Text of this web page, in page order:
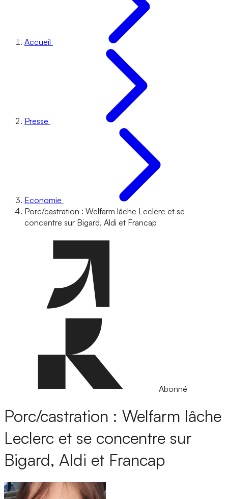
Accueil
Presse
Economie
Porc/castration : Welfarm lâche Leclerc et se
concentre sur Bigard, Aldi et Francap
Abonné
Porc/castration : Welfarm lâche
Leclerc et se concentre sur
Bigard, Aldi et Francap